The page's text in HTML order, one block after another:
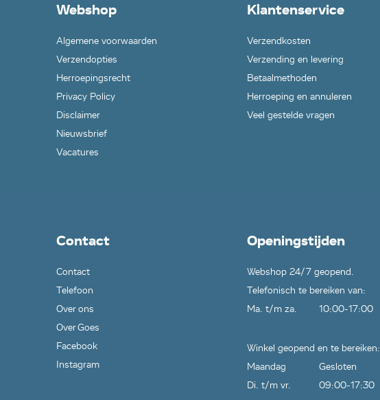
Webshop
Algemene voorwaarden
Verzendopties
Herroepingsrecht
Privacy Policy
Disclaimer
Nieuwsbrief
Vacatures
Klantenservice
Verzendkosten
Verzending en levering
Betaalmethoden
Herroeping en annuleren
Veel gestelde vragen
Contact
Contact
Telefoon
Over ons
Over Goes
Facebook
Instagram
Openingstijden
Webshop 24/7 geopend.
Telefonisch te bereiken van:
Ma. t/m za.
10:00-17:00
Winkel geopend en te bereiken:
Maandag
Gesloten
Di. t/m vr.
09:00-17:30